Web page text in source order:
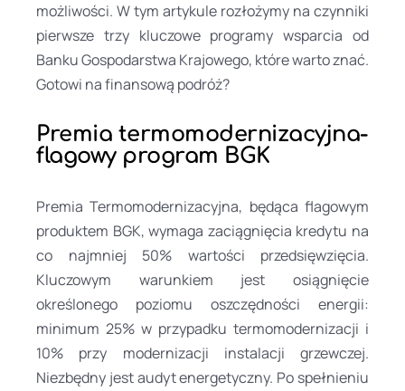
możliwości. W tym artykule rozłożymy na czynniki
pierwsze trzy kluczowe programy wsparcia od
Banku Gospodarstwa Krajowego, które warto znać.
Gotowi na finansową podróż?
Premia termomodernizacyjna-
flagowy program BGK
Premia Termomodernizacyjna, będąca flagowym
produktem BGK, wymaga zaciągnięcia kredytu na
co najmniej 50% wartości przedsięwzięcia.
Kluczowym warunkiem jest osiągnięcie
określonego poziomu oszczędności energii:
minimum 25% w przypadku termomodernizacji i
10% przy modernizacji instalacji grzewczej.
Niezbędny jest audyt energetyczny. Po spełnieniu